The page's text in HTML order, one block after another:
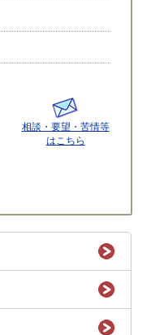
相談・要望・苦情等
はこちら